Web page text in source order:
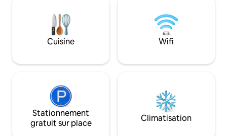
située dans un endroit calme, à
proximité des forêts, des réservoirs de
Bütgenbach et Robertville et de
nombreux sentiers de randonnée. Nous
respecter la tranquillité de nos voisins.
amateurs de
s'y « perdre » une
sûr également
Cuisine Wifi
Stationnement
gratuit sur place
Climatisation